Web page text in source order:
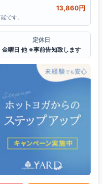
13,860円
です。
定休日
金曜日 他 ※事前告知致します